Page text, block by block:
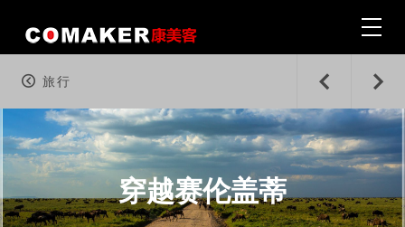
首页 · Home
|
户外 · Outdoor
旅行
穿越赛伦盖蒂